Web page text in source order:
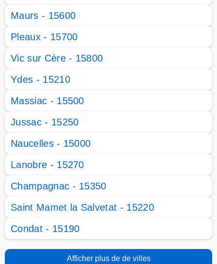
Maurs - 15600
Pleaux - 15700
Vic sur Cère - 15800
Ydes - 15210
Massiac - 15500
Jussac - 15250
Naucelles - 15000
Lanobre - 15270
Champagnac - 15350
Saint Mamet la Salvetat - 15220
Condat - 15190
Afficher plus de de villes